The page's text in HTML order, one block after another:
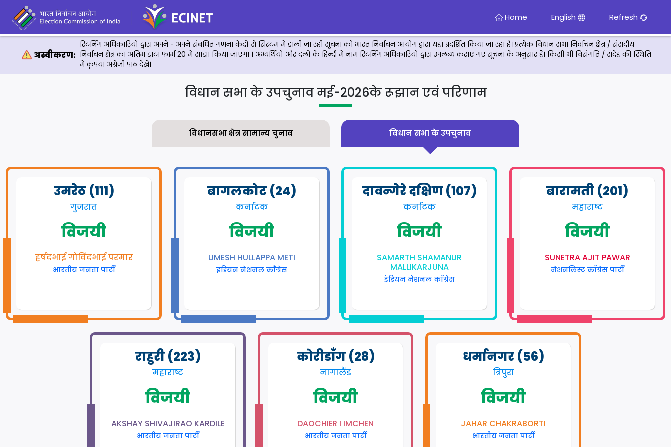
Home English Refresh
अस्वीकरण:
रिटर्निंग अधिकारियों द्वारा अपने - अपने संबंधित गणना केंद्रों से सिस्टम में डाली जा रही सूचना को भारत निर्वाचन आयोग द्वारा यहां प्रदर्शित किया जा रहा है। प्रत्येक विधान सभा निर्वाचन क्षेत्र / संसदीय
निर्वाचन क्षेत्र का अंतिम डाटा फार्म 20 में साझा किया जाएगा । अभ्यर्थियों और दलों के हिन्दी में नाम रिटर्निंग अधिकारियों द्वारा उपलब्ध कराए गए सूचना के अनुसार हैं। किसी भी विसंगति / संदेह की स्थिति
में कृपया अंग्रेजी पाठ देखें।
विधान सभा के उपचुनाव मई-2026के रूझान एवं परिणाम
विधानसभा क्षेत्र सामान्य चुनाव विधान सभा के उपचुनाव
उमरेठ (111)
गुजरात
विजयी
हर्षदभाई गोविंदभाई परमार
भारतीय जनता पार्टी
बागलकोट (24)
कर्नाटक
विजयी
UMESH HULLAPPA METI
इंडियन नेशनल काँग्रेस
दावन्‍गेरे दक्षिण (107)
कर्नाटक
विजयी
SAMARTH SHAMANUR
MALLIKARJUNA
इंडियन नेशनल काँग्रेस
बारामती (201)
महाराष्ट
विजयी
SUNETRA AJIT PAWAR
नेशनलिस्ट कॉंग्रेस पार्टी
राहुरी (223)
महाराष्ट
विजयी
AKSHAY SHIVAJIRAO KARDILE
भारतीय जनता पार्टी
कोरीडाँग (28)
नागालैंड
विजयी
DAOCHIER I IMCHEN
भारतीय जनता पार्टी
धर्मानगर (56)
त्रिपुरा
विजयी
JAHAR CHAKRABORTI
भारतीय जनता पार्टी